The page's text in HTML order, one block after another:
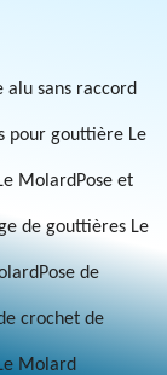
alu sans raccord
pour gouttière Le
MolardPose et
de gouttières Le
Pose de
crochet de
Molard